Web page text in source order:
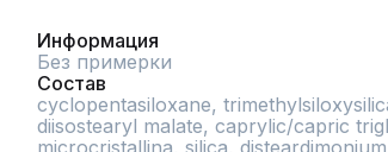
Информация
Без примерки
Состав
cyclopentasiloxane,
diisostearyl malate, caprylic/capric
microcristallina, silica,